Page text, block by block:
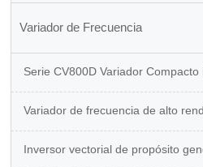
Variador de Frecuencia
Serie CV800D Variador Compacto